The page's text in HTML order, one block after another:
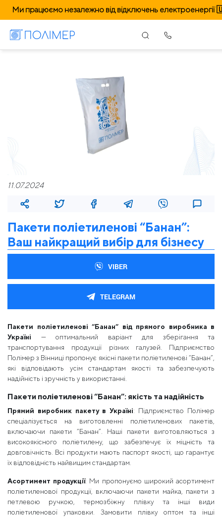
Ми працюємо незалежно від відключень
11.07.2024
Пакети поліетиленові “Банан”:
Ваш найкращий вибір для бізнесу
VIBER
TELEGRAM
Пакети поліетиленові “Банан” від прямого виробника в
Україні — оптимальний варіант для зберігання та
транспортування продукції різних галузей. Підприємство
Полімер з Вінниці пропонує якісні пакети поліетиленові “Банан”,
які відповідають усім стандартам якості та забезпечують
надійність і зручність у використанні.
Пакети поліетиленові “Банан”: якість та надійність
Прямий виробник пакету в Україні: Підприємство Полімер
спеціалізується на виготовленні поліетиленових пакетів,
включаючи пакети “Банан”. Наші пакети виготовляються з
високоякісного поліетилену, що забезпечує їх міцність та
довговічність. Всі продукти мають паспорт якості, що гарантує
їх відповідність найвищим стандартам.
Асортимент продукції: Ми пропонуємо широкий асортимент
поліетиленової продукції, включаючи пакети майка, пакети з
петлевою ручкою, термозбіжну плівку та інші види
поліетиленової упаковки. Замовити плівку оптом та інші